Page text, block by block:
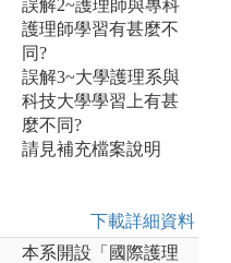
誤解2~護理師與專科
護理師學習有甚麼不
同?
誤解3~大學護理系與
科技大學學習上有甚
麼不同?
請見補充檔案說明
下載詳細資料
本系開設「國際護理